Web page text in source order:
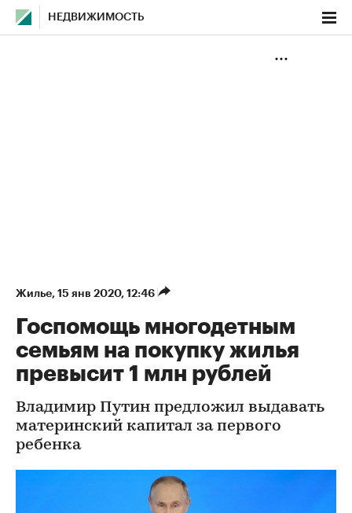
НЕДВИЖИМОСТЬ
Жилье⁠, 15 янв 2020, 12:46
Госпомощь многодетным
семьям на покупку жилья
превысит 1 млн рублей
Владимир Путин предложил выдавать
материнский капитал за первого
ребенка